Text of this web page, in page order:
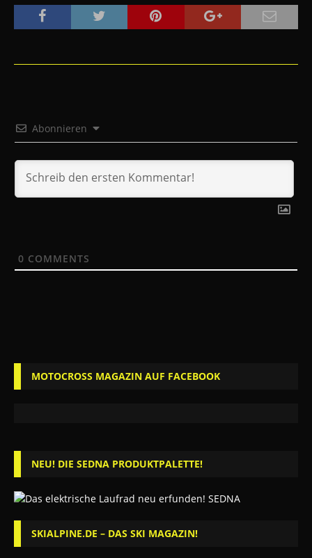
Abonnieren
0 COMMENTS
MOTOCROSS MAGAZIN AUF FACEBOOK
NEU! DIE SEDNA PRODUKTPALETTE!
SKIALPINE.DE – DAS SKI MAGAZIN!